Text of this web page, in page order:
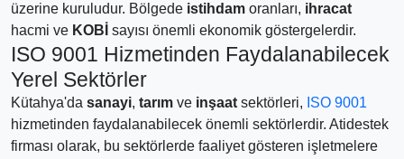
üzerine kuruludur. Bölgede istihdam oranları, ihracat
hacmi ve KOBİ sayısı önemli ekonomik göstergelerdir.
ISO 9001 Hizmetinden Faydalanabilecek
Yerel Sektörler
Kütahya'da sanayi, tarım ve inşaat sektörleri, ISO 9001
hizmetinden faydalanabilecek önemli sektörlerdir. Atidestek
firması olarak, bu sektörlerde faaliyet gösteren işletmelere